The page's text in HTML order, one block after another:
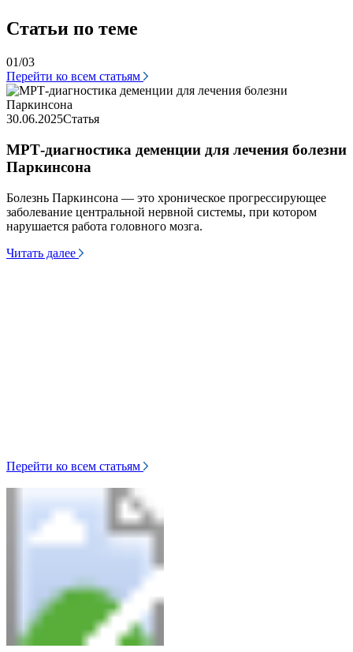
Статьи по теме
01/03
Перейти ко всем статьям
30.06.2025Статья
МРТ-диагностика деменции для лечения болезни
Паркинсона
Болезнь Паркинсона — это хроническое прогрессирующее
заболевание центральной нервной системы, при котором
нарушается работа головного мозга.
Читать далее
Перейти ко всем статьям